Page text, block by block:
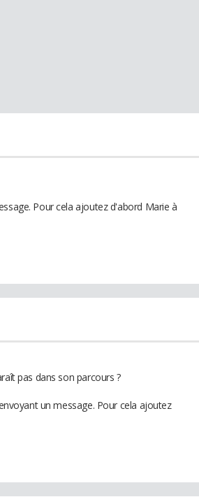
Pour cela ajoutez d'abord Marie à
pas dans son parcours ?
un message. Pour cela ajoutez